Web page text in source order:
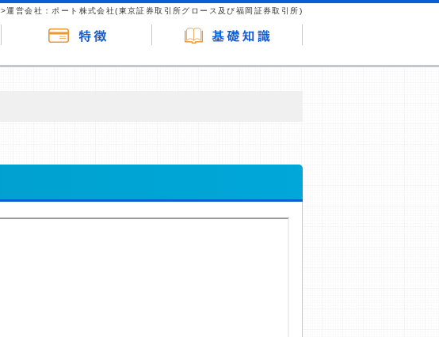
>運営会社：ポート株式会社(東京証券取引所グロース及び福岡証券取引所)